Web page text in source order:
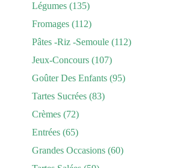
Légumes (135)
Fromages (112)
Pâtes -riz -semoule (112)
Jeux-Concours (107)
Goûter Des Enfants (95)
Tartes Sucrées (83)
Crèmes (72)
Entrées (65)
Grandes Occasions (60)